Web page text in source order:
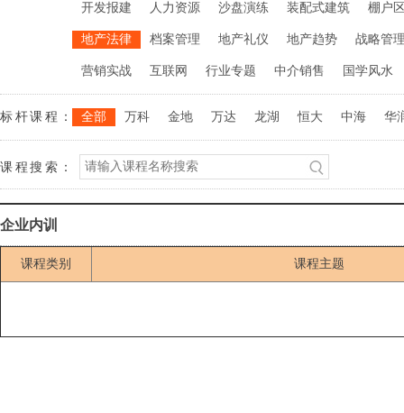
开发报建 人力资源 沙盘演练 装配式建筑 棚户
地产法律 档案管理 地产礼仪 地产趋势 战略管
营销实战 互联网 行业专题 中介销售 国学风水
标杆课程： 全部 万科 金地 万达 龙湖 恒大 中海 华
课程搜索：
企业内训
课程类别 课程主题